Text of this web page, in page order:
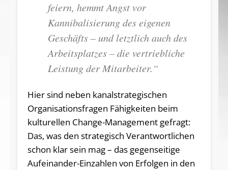
feiern, hemmt Angst vor
Kannibalisierung des eigenen
Geschäfts – und letztlich auch des
Arbeitsplatzes – die vertriebliche
Leistung der Mitarbeiter.“
Hier sind neben kanalstrategischen
Organisationsfragen Fähigkeiten beim
kulturellen Change-Management gefragt:
Das, was den strategisch Verantwortlichen
schon klar sein mag – das gegenseitige
Aufeinander-Einzahlen von Erfolgen in den